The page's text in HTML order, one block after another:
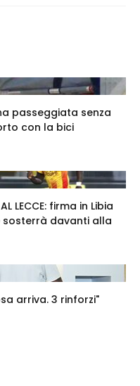
passeggiata senza
con la bici
LECCE: firma in Libia
davanti alla
arriva. 3 rinforzi"